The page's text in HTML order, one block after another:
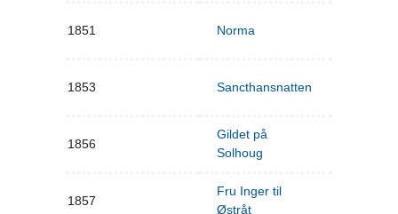
1851 Norma
1853 Sancthansnatten
1856
Gildet på
Solhoug
1857
Fru Inger til
Østråt